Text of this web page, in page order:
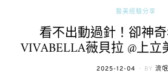
醫美經驗分享
看不出動過針！卻神
VIVABELLA薇貝拉 @上
POSTED
2025-12-04 BY 流